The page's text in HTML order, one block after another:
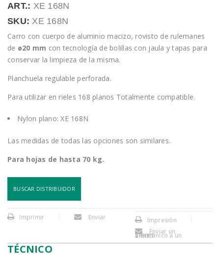
ART.: XE 168N
SKU: XE 168N
Carro con cuerpo de aluminio macizo, rovisto de rulemanes
de ø20 mm con tecnología de bolillas con jaula y tapas para
conservar la limpieza de la misma.
Planchuela regulable perforada.
Para utilizar en rieles 168 planos Totalmente compatible.
Nylon plano: XE 168N
Las medidas de todas las opciones son similares.
Para hojas de hasta 70 kg.
BUSCAR DISTRIBUIDOR
Imprimir Enviar
Impresión
Enviar un
correo electronico a un amigo
TÉCNICO